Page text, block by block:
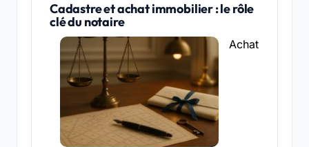
Cadastre et achat immobilier : le rôle
clé du notaire
Achat